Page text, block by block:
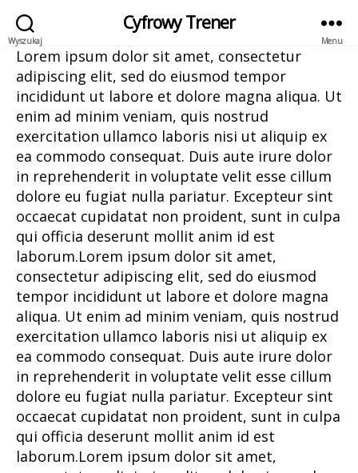
Wyszukaj
Cyfrowy Trener
Menu
Lorem ipsum dolor sit amet, consectetur
adipiscing elit, sed do eiusmod tempor
incididunt ut labore et dolore magna aliqua. Ut
enim ad minim veniam, quis nostrud
exercitation ullamco laboris nisi ut aliquip ex
ea commodo consequat. Duis aute irure dolor
in reprehenderit in voluptate velit esse cillum
dolore eu fugiat nulla pariatur. Excepteur sint
occaecat cupidatat non proident, sunt in culpa
qui officia deserunt mollit anim id est
laborum.Lorem ipsum dolor sit amet,
consectetur adipiscing elit, sed do eiusmod
tempor incididunt ut labore et dolore magna
aliqua. Ut enim ad minim veniam, quis nostrud
exercitation ullamco laboris nisi ut aliquip ex
ea commodo consequat. Duis aute irure dolor
in reprehenderit in voluptate velit esse cillum
dolore eu fugiat nulla pariatur. Excepteur sint
occaecat cupidatat non proident, sunt in culpa
qui officia deserunt mollit anim id est
laborum.Lorem ipsum dolor sit amet,